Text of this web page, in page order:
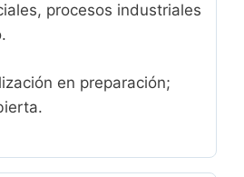
procesos industriales
en preparación;